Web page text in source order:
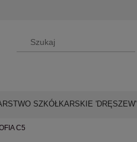
SZKÓŁKARSKIE 'DRĘSZEW'
C5